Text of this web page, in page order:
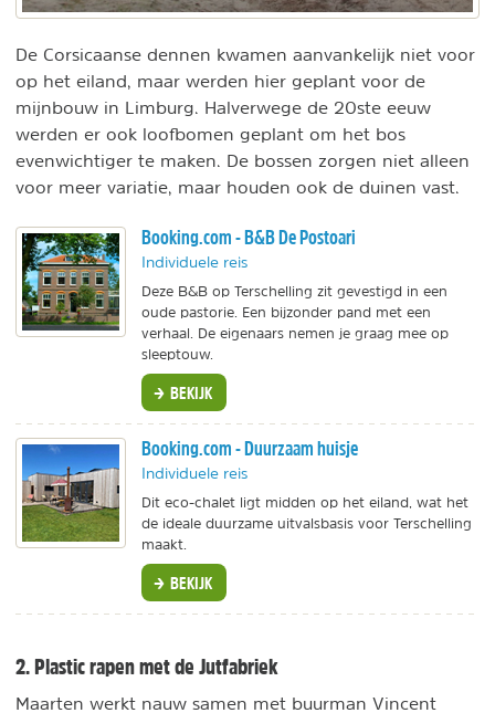
De Corsicaanse dennen kwamen aanvankelijk niet voor
op het eiland, maar werden hier geplant voor de
mijnbouw in Limburg. Halverwege de 20ste eeuw
werden er ook loofbomen geplant om het bos
evenwichtiger te maken. De bossen zorgen niet alleen
voor meer variatie, maar houden ook de duinen vast.
Booking.com - B&B De Postoari
Individuele reis
Deze B&B op Terschelling zit gevestigd in een
oude pastorie. Een bijzonder pand met een
verhaal. De eigenaars nemen je graag mee op
sleeptouw.
BEKIJK
Booking.com - Duurzaam huisje
Individuele reis
Dit eco-chalet ligt midden op het eiland, wat het
de ideale duurzame uitvalsbasis voor Terschelling
maakt.
BEKIJK
2. Plastic rapen met de Jutfabriek
Maarten werkt nauw samen met buurman Vincent